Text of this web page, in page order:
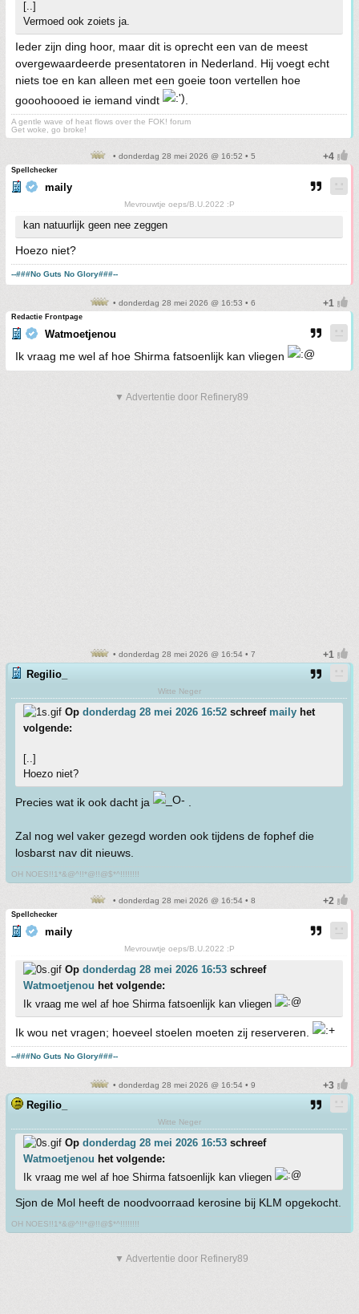
[..]
Vermoed ook zoiets ja.
Ieder zijn ding hoor, maar dit is oprecht een van de meest
overgewaardeerde presentatoren in Nederland. Hij voegt echt
niets toe en kan alleen met een goeie toon vertellen hoe
gooohoooed ie iemand vindt
.
A gentle wave of heat flows over the FOK! forum
Get woke, go broke!
• donderdag 28 mei 2026 @ 16:52 • 5
Spellchecker
maily
Mevrouwtje oeps/B.U.2022 :P
kan natuurlijk geen nee zeggen
Hoezo niet?
--###No Guts No Glory###--
• donderdag 28 mei 2026 @ 16:53 • 6
Redactie Frontpage
Watmoetjenou
Ik vraag me wel af hoe Shirma fatsoenlijk kan vliegen
▼ Advertentie door Refinery89
• donderdag 28 mei 2026 @ 16:54 • 7
Regilio_
Witte Neger
Op donderdag 28 mei 2026 16:52 schreef maily het
volgende:
[..]
Hoezo niet?
Precies wat ik ook dacht ja .
Zal nog wel vaker gezegd worden ook tijdens de fophef die
losbarst nav dit nieuws.
OH NOES!!1*&@^!!*@!!@$*^!!!!!!!!
• donderdag 28 mei 2026 @ 16:54 • 8
Spellchecker
maily
Mevrouwtje oeps/B.U.2022 :P
Op donderdag 28 mei 2026 16:53 schreef
Watmoetjenou het volgende:
Ik vraag me wel af hoe Shirma fatsoenlijk kan vliegen
Ik wou net vragen; hoeveel stoelen moeten zij reserveren.
--###No Guts No Glory###--
• donderdag 28 mei 2026 @ 16:54 • 9
Regilio_
Witte Neger
Op donderdag 28 mei 2026 16:53 schreef
Watmoetjenou het volgende:
Ik vraag me wel af hoe Shirma fatsoenlijk kan vliegen
Sjon de Mol heeft de noodvoorraad kerosine bij KLM opgekocht.
OH NOES!!1*&@^!!*@!!@$*^!!!!!!!!
▼ Advertentie door Refinery89